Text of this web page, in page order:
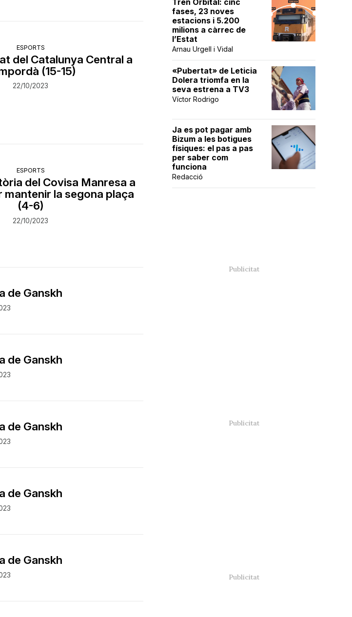
ESPORTS
del Catalunya Central a
(15-15)
22/10/2023
ESPORTS
del Covisa Manresa a
mantenir la segona plaça
(4-6)
22/10/2023
de Ganskh
de Ganskh
de Ganskh
de Ganskh
de Ganskh
Tren Orbital: cinc
fases, 23 noves
estacions i 5.200
milions a càrrec de
l’Estat
Arnau Urgell i Vidal
«Pubertat» de Leticia
Dolera triomfa en la
seva estrena a TV3
Víctor Rodrigo
Ja es pot pagar amb
Bizum a les botigues
físiques: el pas a pas
per saber com
funciona
Redacció